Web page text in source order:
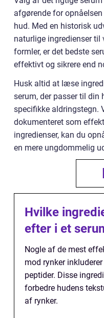
afgørende for
hud. Med en historisk
naturlige ingredienser til
formler, er det bedste
effektivt og sikrere end
Husk altid at læse
serum, der passer til
specifikke aldringstegn.
dokumenteret som
ingredienser, kan du
en mere ungdommelig
Hvilke
efter i et
Nogle af de mest
mod rynker
peptider. Disse
forbedre hudens
af rynker.